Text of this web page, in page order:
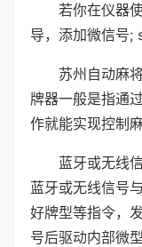
若你在仪器
导，添加微信号;
苏州自动麻
牌器一般是指通
作就能实现控制
蓝牙或无线
蓝牙或无线信号
好牌型等指令，
号后驱动内部微